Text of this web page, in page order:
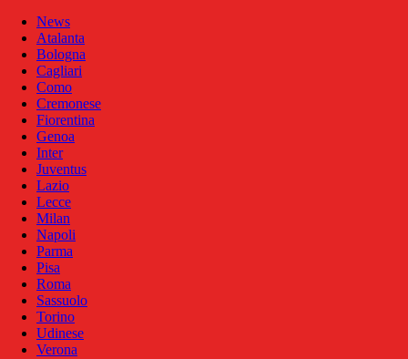
News
Atalanta
Bologna
Cagliari
Como
Cremonese
Fiorentina
Genoa
Inter
Juventus
Lazio
Lecce
Milan
Napoli
Parma
Pisa
Roma
Sassuolo
Torino
Udinese
Verona